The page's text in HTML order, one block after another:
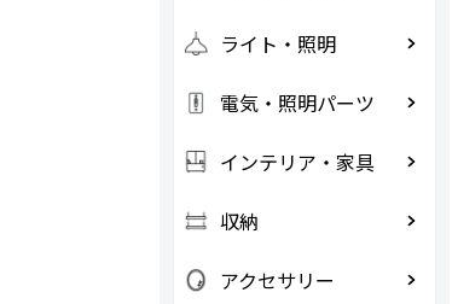
ライト・照明
電気・照明パーツ
インテリア・家具
収納
アクセサリー